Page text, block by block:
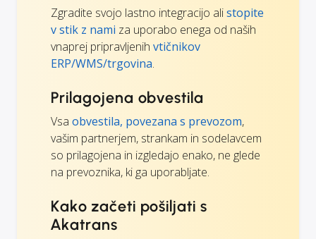
Zgradite svojo lastno integracijo alistopite
v stik z nami za uporabo enega od naših
vnaprej pripravljenih vtičnikov
ERP/WMS/trgovina.
Prilagojena obvestila
Vsa obvestila, povezana s prevozom,
vašim partnerjem, strankam in sodelavcem
so prilagojena in izgledajo enako, ne glede
na prevoznika, ki ga uporabljate.
Kako začeti pošiljati s
Akatrans